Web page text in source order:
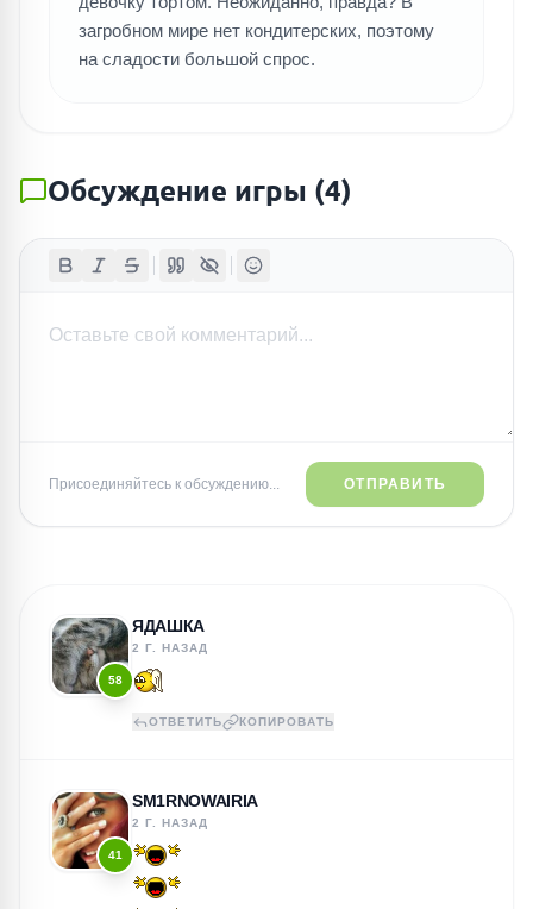
загробном мире нет кондитерских, поэтому
на сладости большой спрос.
Обсуждение игры (4)
Присоединяйтесь к обсуждению... ОТПРАВИТЬ
58
ЯДАШКА
2 Г. НАЗАД
ОТВЕТИТЬ КОПИРОВАТЬ
41
SM1RNOWAIRIA
2 Г. НАЗАД